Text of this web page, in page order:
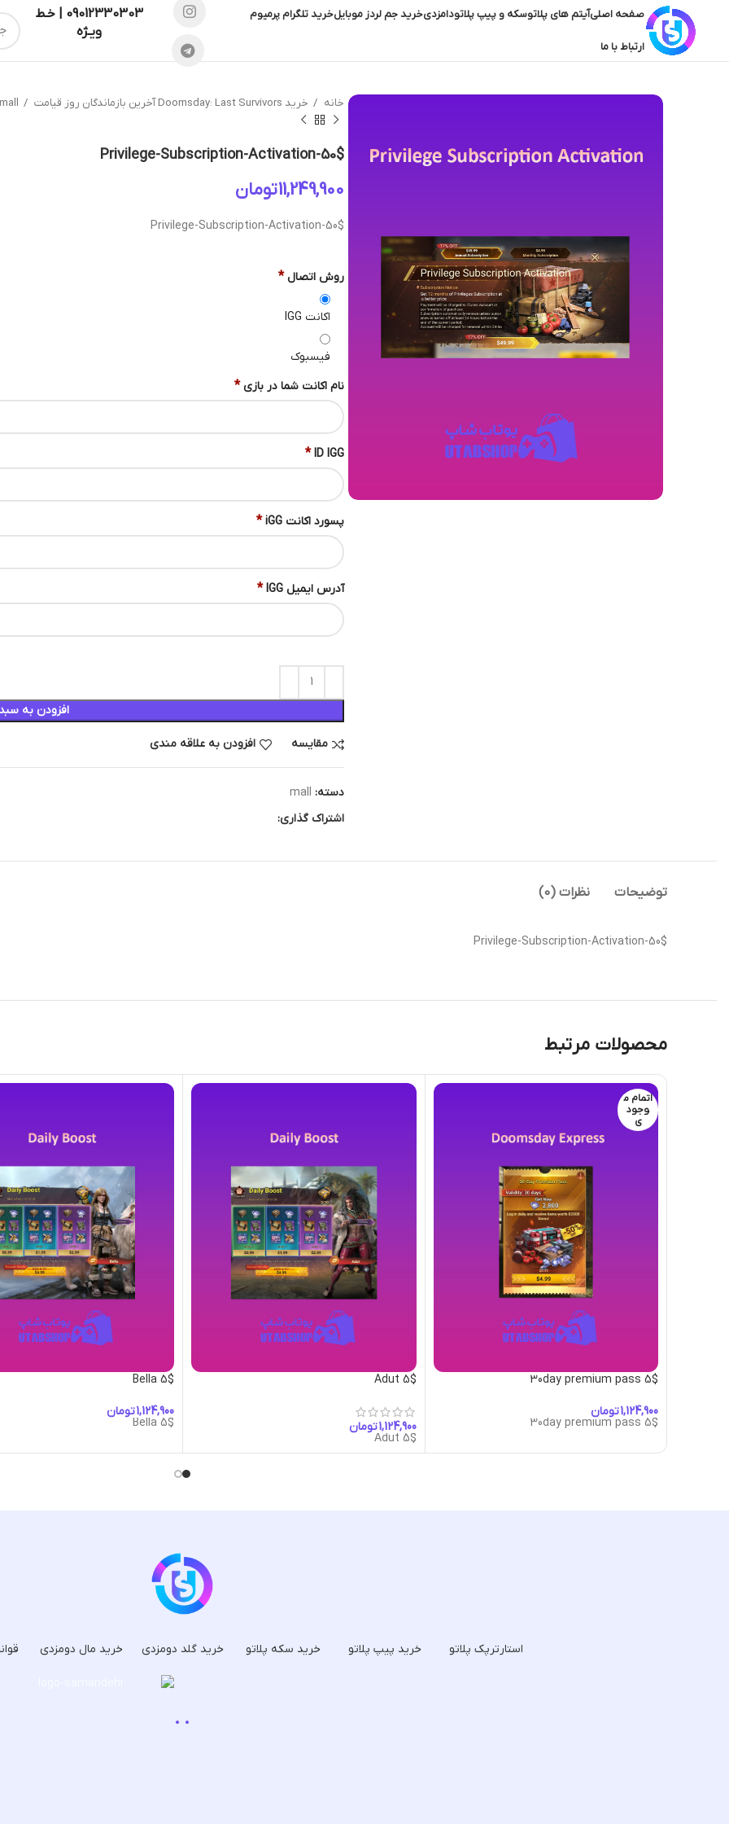
صفحه اصلیآیتم های پلاتوسکه و پیپ پلاتودامزدیخرید جم لردز موبایلخرید تلگرام پرمیوم
ارتباط با ما
09012330303 | خـط
ویـژه
خانه خرید Doomsday: Last Survivors آخرین بازماندگان روز قیامت mall
Privilege-Subscription-Activation-50$
تومان
Privilege-Subscription-Activation-50$
روش اتصال *
اکانت IGG
فیسبوک
نام اکانت شما در بازی *
ID IGG
*
پسورد اکانت iGG *
آدرس ایمیل IGG *
افزودن به
مقایسه افزودن به علاقه مندی
دسته: mall
اشتراک گذاری:
توضیحات نظرات (0)
Privilege-Subscription-Activation-50$
محصولات مرتبط
اتمام م
وجود
ی
30day premium pass 5$
تومان
30day premium pass 5$
Adut 5$
تومان
Adut 5$
Bella 5$
تومان
Bella 5$
استارترپک پلاتو خرید پیپ پلاتو خرید سکه پلاتو خرید گلد دومزدی خرید مال دومزدی